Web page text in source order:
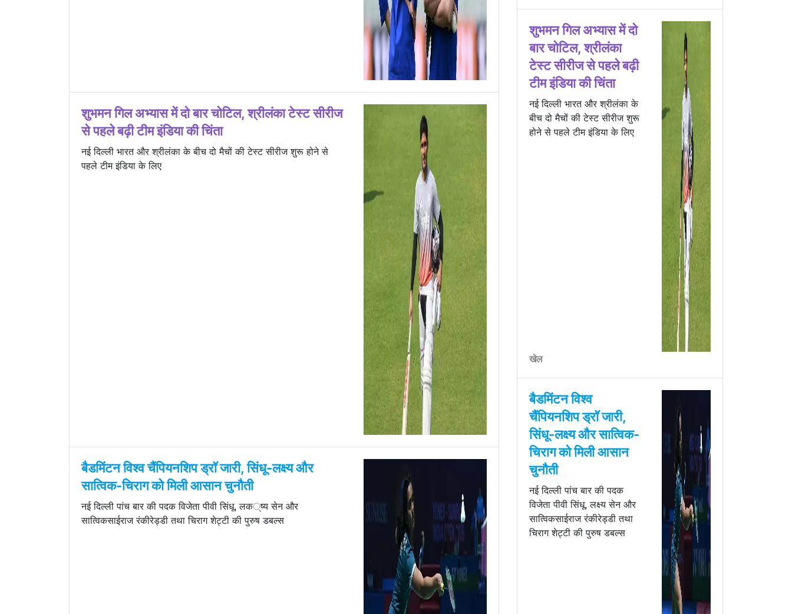
शुभमन गिल अभ्यास में दो बार चोटिल, श्रीलंका टेस्ट सीरीज
से पहले बढ़ी टीम इंडिया की चिंता
नई दिल्ली भारत और श्रीलंका के बीच दो मैचों की टेस्ट सीरीज शुरू होने से
पहले टीम इंडिया के लिए
बैडमिंटन विश्व चैंपियनशिप ड्रॉ जारी, सिंधू-लक्ष्य और
सात्विक-चिराग को मिली आसान चुनौती
नई दिल्ली पांच बार की पदक विजेता पीवी सिंधू, लक्ष्य सेन और
सात्विकसाईराज रंकीरेड्डी तथा चिराग शेट्टी की पुरुष डबल्स
शुभमन गिल अभ्यास में दो
बार चोटिल, श्रीलंका
टेस्ट सीरीज से पहले बढ़ी
टीम इंडिया की चिंता
नई दिल्ली भारत और श्रीलंका के
बीच दो मैचों की टेस्ट सीरीज शुरू
होने से पहले टीम इंडिया के लिए
खेल
बैडमिंटन विश्व
चैंपियनशिप ड्रॉ जारी,
सिंधू-लक्ष्य और सात्विक-
चिराग को मिली आसान
चुनौती
नई दिल्ली पांच बार की पदक
विजेता पीवी सिंधू, लक्ष्य सेन और
सात्विकसाईराज रंकीरेड्डी तथा
चिराग शेट्टी की पुरुष डबल्स